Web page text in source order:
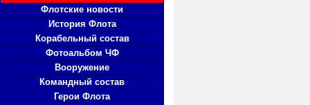
Флотские новости
История Флота
Корабельный состав
Фотоальбом ЧФ
Вооружение
Командный состав
Герои Флота